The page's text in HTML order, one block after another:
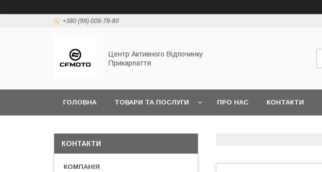
+380 (99) 009-78-80
Центр Активного Відпочинку
Прикарпаття
ГОЛОВНА ТОВАРИ ТА ПОСЛУГИ ПРО НАС КОНТАКТИ
КОНТАКТИ